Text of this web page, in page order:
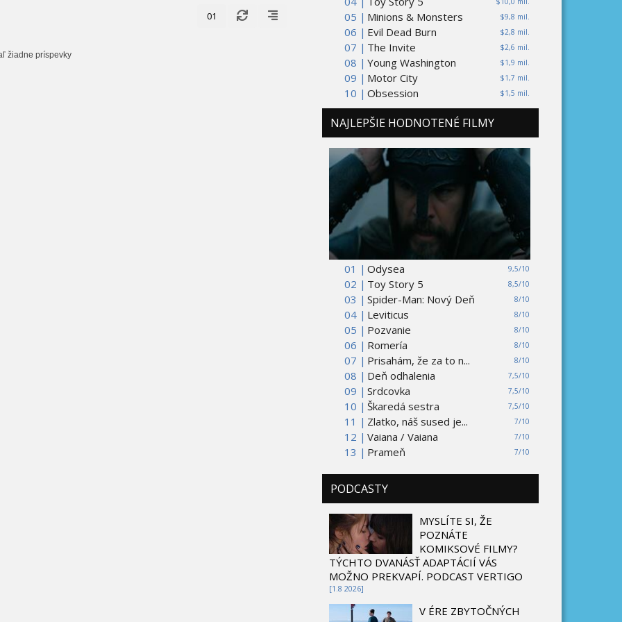
01
žiadne príspevky
05 |
$9,8 mil.
Minions & Monsters
06 |
$2,8 mil.
Evil Dead Burn
07 |
$2,6 mil.
The Invite
08 |
$1,9 mil.
Young Washington
09 |
$1,7 mil.
Motor City
10 |
$1,5 mil.
Obsession
NAJLEPŠIE HODNOTENÉ FILMY
01 | 9,5/10
Odysea
02 |
8,5/10
Toy Story 5
03 |
8/10
Spider-Man: Nový Deň
04 |
8/10
Leviticus
05 |
8/10
Pozvanie
06 |
8/10
Romería
07 |
8/10
Prisahám, že za to n...
08 |
7,5/10
Deň odhalenia
09 |
7,5/10
Srdcovka
10 |
7,5/10
Škaredá sestra
11 |
7/10
Zlatko, náš sused je...
12 |
7/10
Vaiana / Vaiana
13 |
7/10
Prameň
PODCASTY
MYSLÍTE SI, ŽE
POZNÁTE
KOMIKSOVÉ FILMY?
TÝCHTO DVANÁSŤ ADAPTÁCIÍ VÁS
MOŽNO PREKVAPÍ. PODCAST VERTIGO
[1.8 2026]
V ÉRE ZBYTOČNÝCH